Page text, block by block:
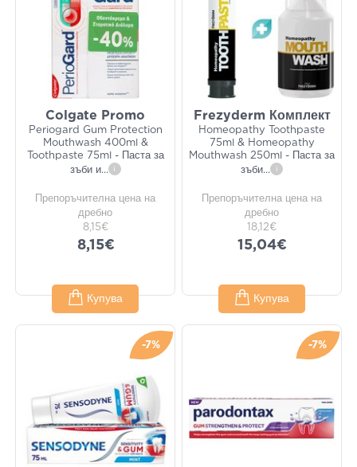
Colgate Promo
Periogard Gum Protection
Mouthwash 400ml &
Toothpaste 75ml - Паста за
зъби и... i
Препоръчителна цена на
дребно
8,15€
8,15€
Купува
Frezyderm Комплект
Homeopathy Toothpaste
75ml & Homeopathy
Mouthwash 250ml - Паста за
зъби... i
Препоръчителна цена на
дребно
18,12€
15,04€
Купува
-7% -7%